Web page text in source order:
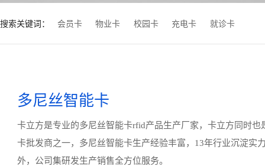
搜索关键词： 会员卡 物业卡 校园卡 充电卡 就诊卡
多尼丝智能卡
卡立方是专业的多尼丝智能卡rfid产品生产厂家，卡立方同时也
卡批发商之一，多尼丝智能卡生产经验丰富，13年行业沉淀实
外，公司集研发生产销售全方位服务。